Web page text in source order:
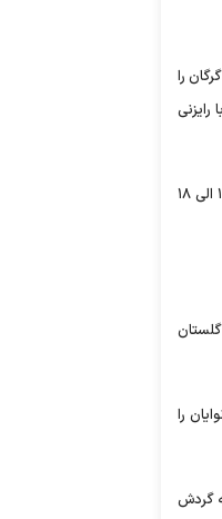
را
وی ادامه داد: براساس برنامه ریزی انجام شده مقرر شد افرادی که تاکنون از وام دوگانه سوز استفاده نکردند به بانک سپه مراجعه کنند و از تسهیلات ۱۲ الی ۱۸
و ۳۰۰ واحد خبازی در استان گلستان
را
گردش